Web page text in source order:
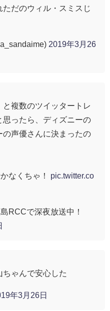
だのウィル・スミスじ
2019年3月26
と複数のツイッタートレ
思ったら、ディズニーの
声優さんに決まったの
なくちゃ！ pic.twitter.co
RCCで深夜放送中！
ゃんで安心した
年3月26日